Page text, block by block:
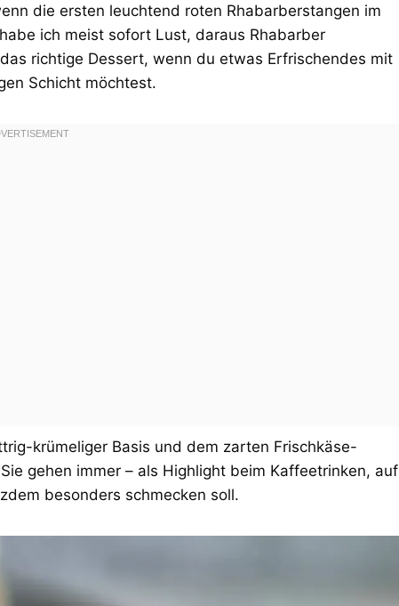
die ersten leuchtend roten Rhabarberstangen im
ich meist sofort Lust, daraus Rhabarber
richtige Dessert, wenn du etwas Erfrischendes mit
Schicht möchtest.
krümeliger Basis und dem zarten Frischkäse-
gehen immer – als Highlight beim Kaffeetrinken, auf
besonders schmecken soll.